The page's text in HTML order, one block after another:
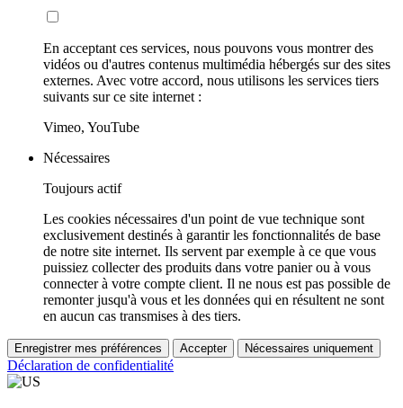
En acceptant ces services, nous pouvons vous montrer des
vidéos ou d'autres contenus multimédia hébergés sur des sites
externes. Avec votre accord, nous utilisons les services tiers
suivants sur ce site internet :
Vimeo, YouTube
Nécessaires
Toujours actif
Les cookies nécessaires d'un point de vue technique sont
exclusivement destinés à garantir les fonctionnalités de base
de notre site internet. Ils servent par exemple à ce que vous
puissiez collecter des produits dans votre panier ou à vous
connecter à votre compte client. Il ne nous est pas possible de
remonter jusqu'à vous et les données qui en résultent ne sont
en aucun cas transmises à des tiers.
Enregistrer mes préférences Accepter Nécessaires uniquement
Déclaration de confidentialité